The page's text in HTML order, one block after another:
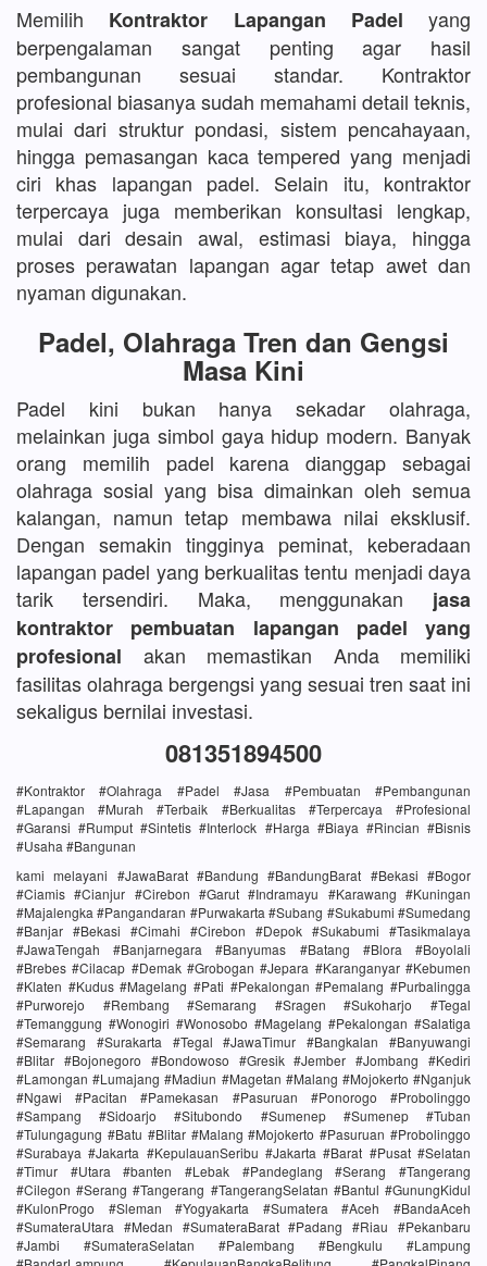
Memilih Kontraktor Lapangan Padel yang
berpengalaman sangat penting agar hasil
pembangunan sesuai standar. Kontraktor
profesional biasanya sudah memahami detail teknis,
mulai dari struktur pondasi, sistem pencahayaan,
hingga pemasangan kaca tempered yang menjadi
ciri khas lapangan padel. Selain itu, kontraktor
terpercaya juga memberikan konsultasi lengkap,
mulai dari desain awal, estimasi biaya, hingga
proses perawatan lapangan agar tetap awet dan
nyaman digunakan.
Padel, Olahraga Tren dan Gengsi
Masa Kini
Padel kini bukan hanya sekadar olahraga,
melainkan juga simbol gaya hidup modern. Banyak
orang memilih padel karena dianggap sebagai
olahraga sosial yang bisa dimainkan oleh semua
kalangan, namun tetap membawa nilai eksklusif.
Dengan semakin tingginya peminat, keberadaan
lapangan padel yang berkualitas tentu menjadi daya
tarik tersendiri. Maka, menggunakan jasa
kontraktor pembuatan lapangan padel yang
profesional akan memastikan Anda memiliki
fasilitas olahraga bergengsi yang sesuai tren saat ini
sekaligus bernilai investasi.
081351894500
#Kontraktor #Olahraga #Padel #Jasa #Pembuatan #Pembangunan
#Lapangan #Murah #Terbaik #Berkualitas #Terpercaya #Profesional
#Garansi #Rumput #Sintetis #Interlock #Harga #Biaya #Rincian #Bisnis
#Usaha #Bangunan
kami melayani #JawaBarat #Bandung #BandungBarat #Bekasi #Bogor
#Ciamis #Cianjur #Cirebon #Garut #Indramayu #Karawang #Kuningan
#Majalengka #Pangandaran #Purwakarta #Subang #Sukabumi #Sumedang
#Banjar #Bekasi #Cimahi #Cirebon #Depok #Sukabumi #Tasikmalaya
#JawaTengah #Banjarnegara #Banyumas #Batang #Blora #Boyolali
#Brebes #Cilacap #Demak #Grobogan #Jepara #Karanganyar #Kebumen
#Klaten #Kudus #Magelang #Pati #Pekalongan #Pemalang #Purbalingga
#Purworejo #Rembang #Semarang #Sragen #Sukoharjo #Tegal
#Temanggung #Wonogiri #Wonosobo #Magelang #Pekalongan #Salatiga
#Semarang #Surakarta #Tegal #JawaTimur #Bangkalan #Banyuwangi
#Blitar #Bojonegoro #Bondowoso #Gresik #Jember #Jombang #Kediri
#Lamongan #Lumajang #Madiun #Magetan #Malang #Mojokerto #Nganjuk
#Ngawi #Pacitan #Pamekasan #Pasuruan #Ponorogo #Probolinggo
#Sampang #Sidoarjo #Situbondo #Sumenep #Sumenep #Tuban
#Tulungagung #Batu #Blitar #Malang #Mojokerto #Pasuruan #Probolinggo
#Surabaya #Jakarta #KepulauanSeribu #Jakarta #Barat #Pusat #Selatan
#Timur #Utara #banten #Lebak #Pandeglang #Serang #Tangerang
#Cilegon #Serang #Tangerang #TangerangSelatan #Bantul #GunungKidul
#KulonProgo #Sleman #Yogyakarta #Sumatera #Aceh #BandaAceh
#SumateraUtara #Medan #SumateraBarat #Padang #Riau #Pekanbaru
#Jambi #SumateraSelatan #Palembang #Bengkulu #Lampung